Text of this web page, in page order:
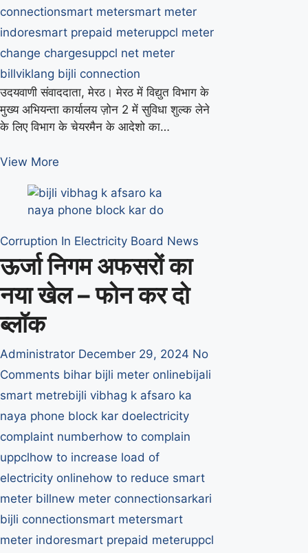
connectionsmart metersmart meter
indoresmart prepaid meteruppcl meter
change chargesuppcl net meter
billviklang bijli connection
उदयवाणी संवाददाता, मेरठ। मेरठ में विद्युत विभाग के
मुख्य अभियन्ता कार्यालय ज़ोन 2 में सुविधा शुल्क लेने
के लिए विभाग के चेयरमैन के आदेशो का…
View More
के
लिए
दिये
ऊर्जा
चेयरमैन
Corruption In Electricity Board News
ऊर्जा निगम अफसरों का
नया खेल – फोन कर दो
ब्लॉक
Administrator December 29, 2024 No
Comments bihar bijli meter onlinebijali
smart metrebijli vibhag k afsaro ka
naya phone block kar doelectricity
complaint numberhow to complain
uppclhow to increase load of
electricity onlinehow to reduce smart
meter billnew meter connectionsarkari
bijli connectionsmart metersmart
meter indoresmart prepaid meteruppcl